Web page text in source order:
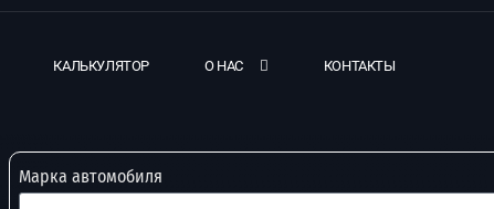
КАЛЬКУЛЯТОР О НАС КОНТАКТЫ
Марка автомобиля